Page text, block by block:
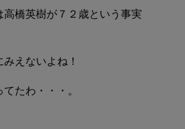
高橋英樹が７２歳という事実
えないよね！
たわ・・・。